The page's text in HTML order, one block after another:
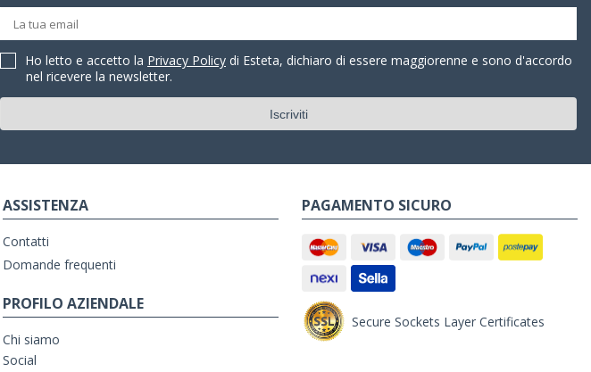
Ho letto e accetto la Privacy Policy di Esteta, dichiaro di essere maggiorenne e sono d'accordo
nel ricevere la newsletter.
ASSISTENZA
Contatti
Domande frequenti
PROFILO AZIENDALE
Chi siamo
Social
PAGAMENTO SICURO
Secure Sockets Layer Certificates